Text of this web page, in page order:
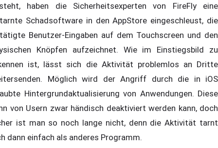
haben die Sicherheitsexperten von FireFly eine
Schadsoftware in den AppStore eingeschleust, die
Benutzer-Eingaben auf dem Touchscreen und den
Knöpfen aufzeichnet. Wie im Einstiegsbild zu
ist, lässt sich die Aktivität problemlos an Dritte
Möglich wird der Angriff durch die in iOS
Hintergrundaktualisierung von Anwendungen. Diese
von Usern zwar händisch deaktiviert werden kann, doch
ist man so noch lange nicht, denn die Aktivität tarnt
dann einfach als anderes Programm.